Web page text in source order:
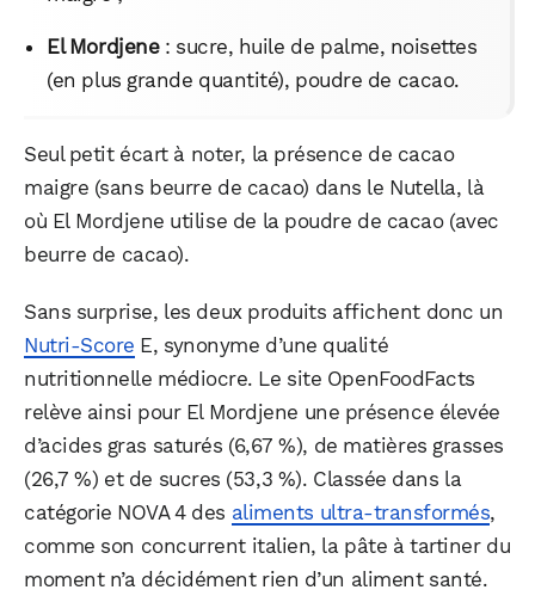
El Mordjene: sucre, huile de palme, noisettes
(en plus grande quantité), poudre de cacao.
Seul petit écart à noter, la présence de cacao
maigre (sans beurre de cacao) dans le Nutella, là
où El Mordjene utilise de la poudre de cacao (avec
beurre de cacao).
Sans surprise, les deux produits affichent donc un
Nutri-Score E, synonyme d’une qualité
nutritionnelle médiocre. Le site OpenFoodFacts
relève ainsi pour El Mordjene une présence élevée
d’acides gras saturés (6,67 %), de matières grasses
(26,7 %) et de sucres (53,3 %). Classée dans la
catégorie NOVA 4 des aliments ultra-transformés,
comme son concurrent italien, la pâte à tartiner du
moment n’a décidément rien d’un aliment santé.
Facebook LinkedIn